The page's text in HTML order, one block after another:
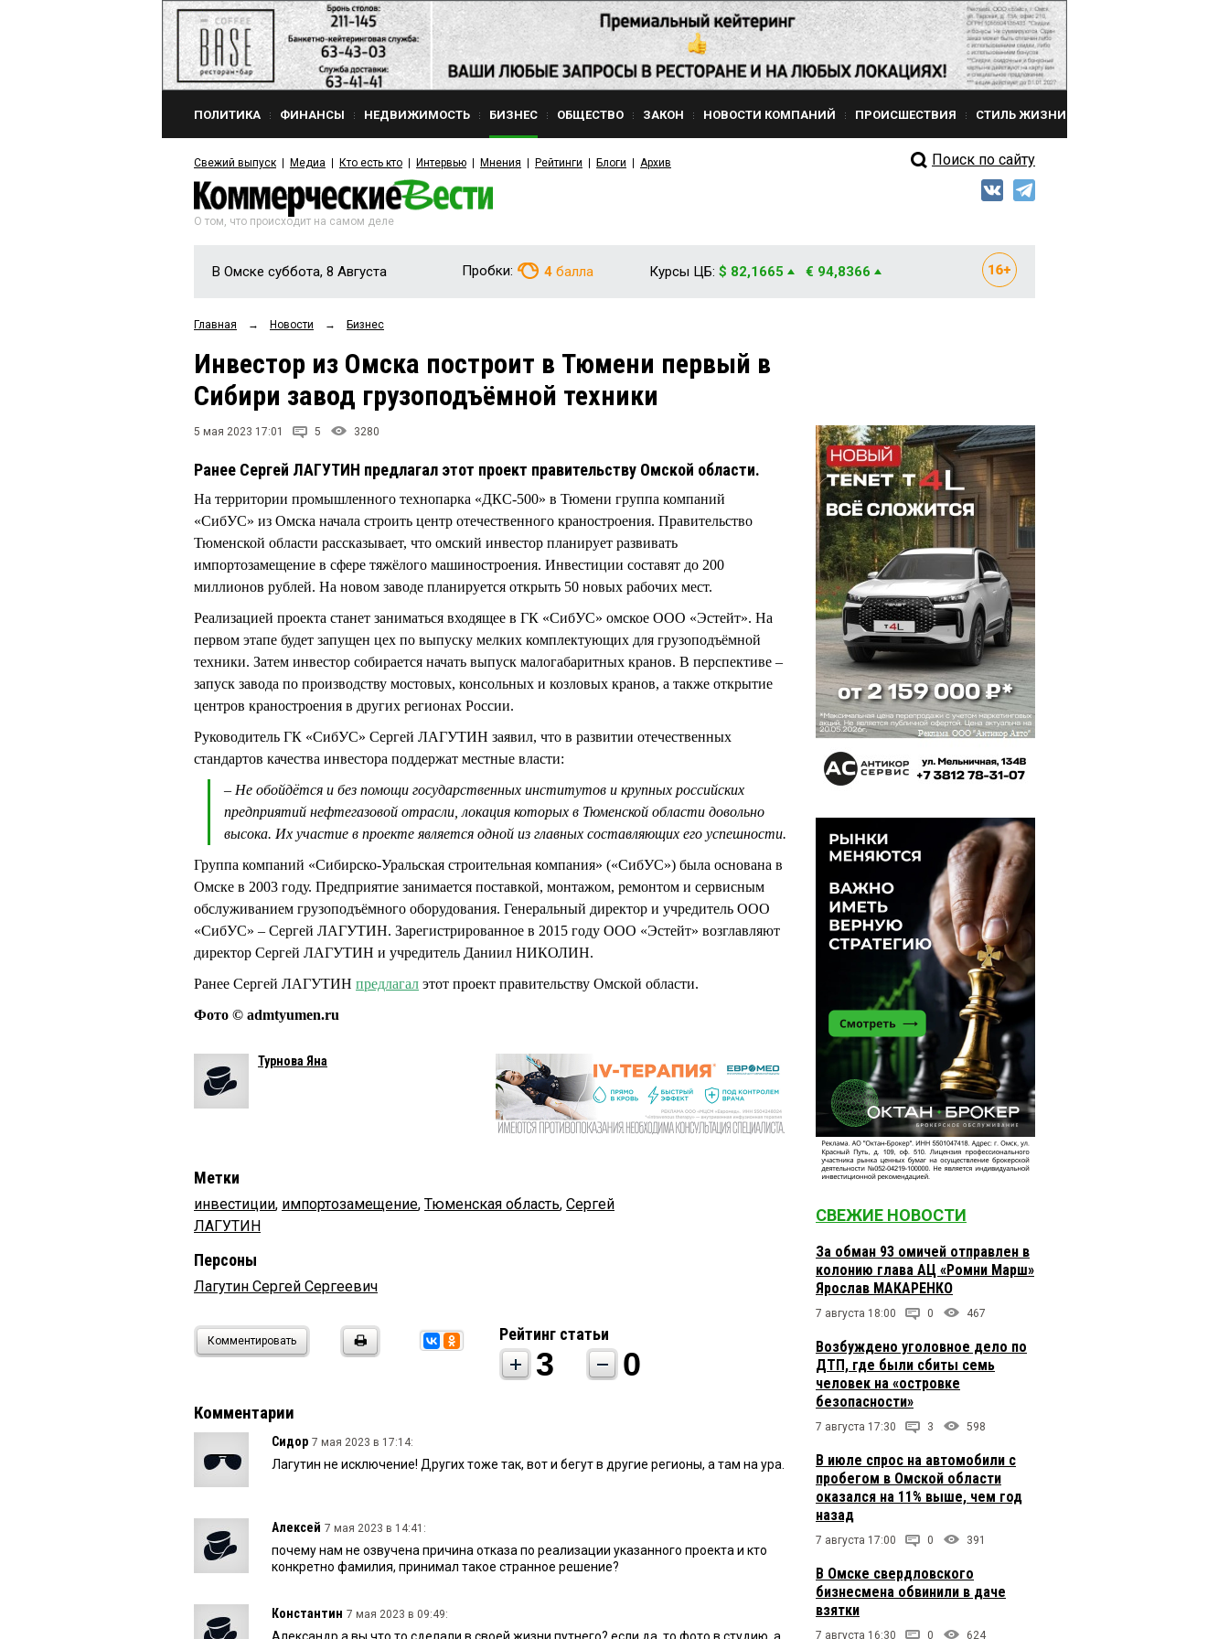
ПОЛИТИКА ФИНАНСЫ НЕДВИЖИМОСТЬ БИЗНЕС ОБЩЕСТВО ЗАКОН НОВОСТИ КОМПАНИЙ ПРОИСШЕСТВИЯ СТИЛЬ ЖИЗНИ
Свежий выпуск Медиа Кто есть кто Интервью Мнения Рейтинги Блоги Архив Поиск по сайту
О том, что происходит на самом деле
В Омске суббота, 8 Августа Пробки: 4 балла Курсы ЦБ: $ 82,1665 € 94,8366
Главная → Новости → Бизнес
Инвестор из Омска построит в Тюмени первый в
Сибири завод грузоподъёмной техники
5 мая 2023 17:01 5 3280
Ранее Сергей ЛАГУТИН предлагал этот проект правительству Омской области.
На территории промышленного технопарка «ДКС-500» в Тюмени группа компаний
«СибУС» из Омска начала строить центр отечественного краностроения. Правительство
Тюменской области рассказывает, что омский инвестор планирует развивать
импортозамещение в сфере тяжёлого машиностроения. Инвестиции составят до 200
миллионов рублей. На новом заводе планируется открыть 50 новых рабочих мест.
Реализацией проекта станет заниматься входящее в ГК «СибУС» омское ООО «Эстейт». На
первом этапе будет запущен цех по выпуску мелких комплектующих для грузоподъёмной
техники. Затем инвестор собирается начать выпуск малогабаритных кранов. В перспективе –
запуск завода по производству мостовых, консольных и козловых кранов, а также открытие
центров краностроения в других регионах России.
Руководитель ГК «СибУС» Сергей ЛАГУТИН заявил, что в развитии отечественных
стандартов качества инвестора поддержат местные власти:
– Не обойдётся и без помощи государственных институтов и крупных российских
предприятий нефтегазовой отрасли, локация которых в Тюменской области довольно
высока. Их участие в проекте является одной из главных составляющих его успешности.
Группа компаний «Сибирско-Уральская строительная компания» («СибУС») была основана в
Омске в 2003 году. Предприятие занимается поставкой, монтажом, ремонтом и сервисным
обслуживанием грузоподъёмного оборудования. Генеральный директор и учредитель ООО
«СибУС» – Сергей ЛАГУТИН. Зарегистрированное в 2015 году ООО «Эстейт» возглавляют
директор Сергей ЛАГУТИН и учредитель Даниил НИКОЛИН.
Ранее Сергей ЛАГУТИН предлагал этот проект правительству Омской области.
Фото © admtyumen.ru
Турнова Яна
Метки
инвестиции, импортозамещение, Тюменская область, Сергей
ЛАГУТИН
Персоны
Лагутин Сергей Сергеевич
Комментировать Рейтинг статьи
3 0
Комментарии
Сидор 7 мая 2023 в 17:14:
Лагутин не исключение! Других тоже так, вот и бегут в другие регионы, а там на ура.
Алексей 7 мая 2023 в 14:41:
почему нам не озвучена причина отказа по реализации указанного проекта и кто
конкретно фамилия, принимал такое странное решение?
Константин 7 мая 2023 в 09:49:
СВЕЖИЕ НОВОСТИ
За обман 93 омичей отправлен в
колонию глава АЦ «Ромни Марш»
Ярослав МАКАРЕНКО
7 августа 18:00 0 467
Возбуждено уголовное дело по
ДТП, где были сбиты семь
человек на «островке
безопасности»
7 августа 17:30 3 598
В июле спрос на автомобили с
пробегом в Омской области
оказался на 11% выше, чем год
назад
7 августа 17:00 0 391
В Омске свердловского
бизнесмена обвинили в даче
взятки
7 августа 16:30 0 624